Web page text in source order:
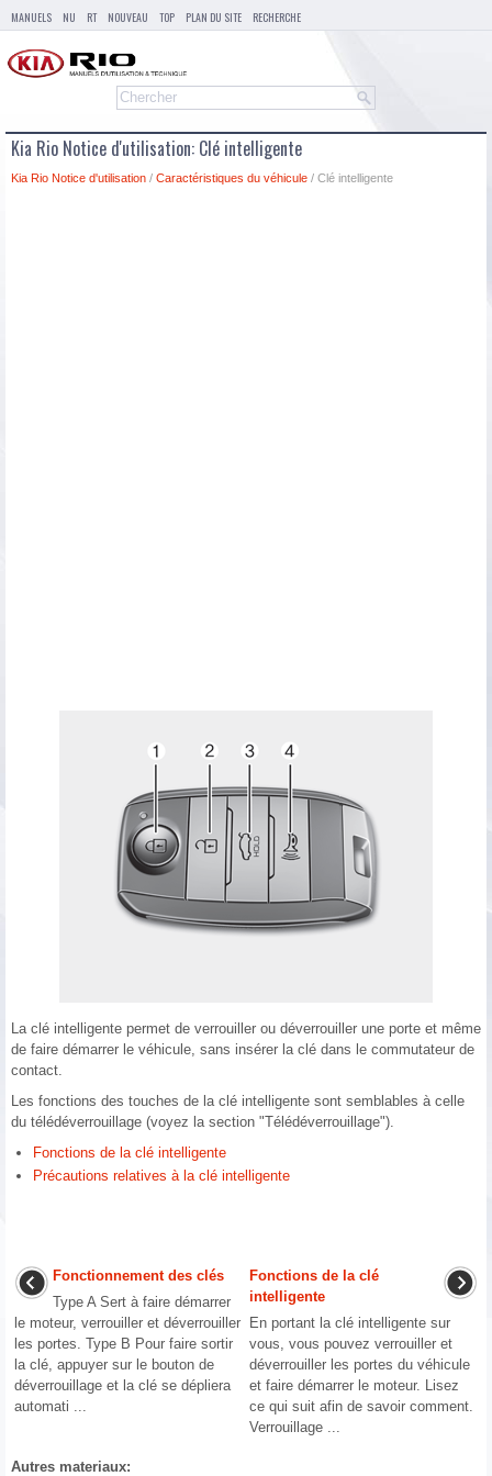
MANUELS NU RT NOUVEAU TOP PLAN DU SITE RECHERCHE
Kia Rio Notice d'utilisation: Clé intelligente
Kia Rio Notice d'utilisation / Caractéristiques du véhicule / Clé intelligente
La clé intelligente permet de verrouiller ou déverrouiller une porte et même
de faire démarrer le véhicule, sans insérer la clé dans le commutateur de
contact.
Les fonctions des touches de la clé intelligente sont semblables à celle
du télédéverrouillage (voyez la section "Télédéverrouillage").
Fonctions de la clé intelligente
Précautions relatives à la clé intelligente
Fonctionnement des clés
Type A Sert à faire démarrer
le moteur, verrouiller et déverrouiller
les portes. Type B Pour faire sortir
la clé, appuyer sur le bouton de
déverrouillage et la clé se dépliera
automati ...
Fonctions de la clé
intelligente
En portant la clé intelligente sur
vous, vous pouvez verrouiller et
déverrouiller les portes du véhicule
et faire démarrer le moteur. Lisez
ce qui suit afin de savoir comment.
Verrouillage ...
Autres materiaux: